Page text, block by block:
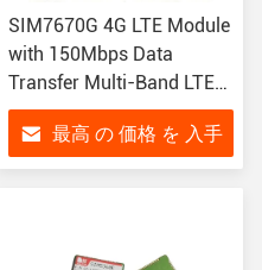
SIM7670G 4G LTE Module
with 150Mbps Data
Transfer Multi-Band LTE-
FDD for IoT Applications
in LGA Package
最高 の 価格 を 入手